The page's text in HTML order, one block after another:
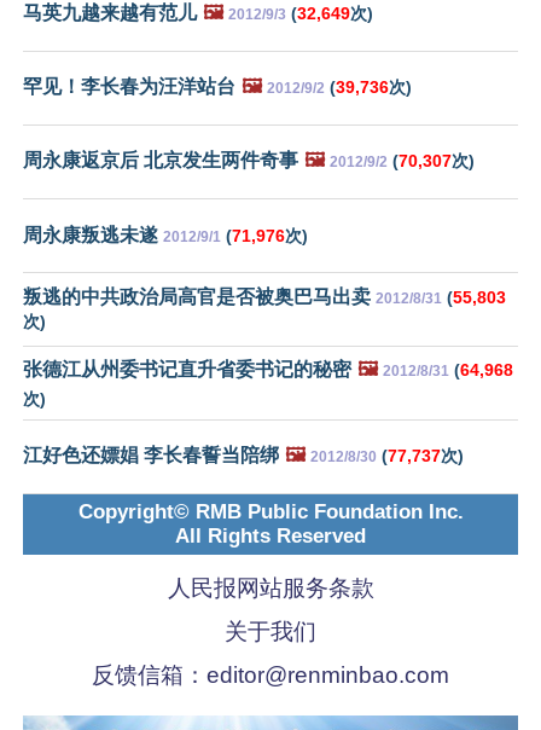
马英九越来越有范儿 🖼️ 2012/9/3 (32,649次)
罕见！李长春为汪洋站台 🖼️ 2012/9/2 (39,736次)
周永康返京后 北京发生两件奇事 🖼️ 2012/9/2 (70,307次)
周永康叛逃未遂 2012/9/1 (71,976次)
叛逃的中共政治局高官是否被奥巴马出卖 2012/8/31 (55,803
次)
张德江从州委书记直升省委书记的秘密 🖼️ 2012/8/31 (64,968
次)
江好色还嫖娼 李长春誓当陪绑 🖼️ 2012/8/30 (77,737次)
Copyright© RMB Public Foundation Inc.
All Rights Reserved
人民报网站服务条款
关于我们
反馈信箱： editor@renminbao.com